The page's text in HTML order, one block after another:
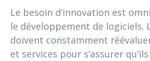
Le besoin d’innovation est
le développement de logiciels.
doivent constamment
et services pour s’assurer